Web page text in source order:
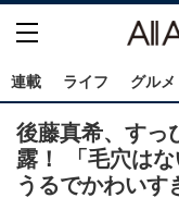
連載 ライフ グルメ
後藤真希、すっ
露！ 「毛穴は
うるでかわいす